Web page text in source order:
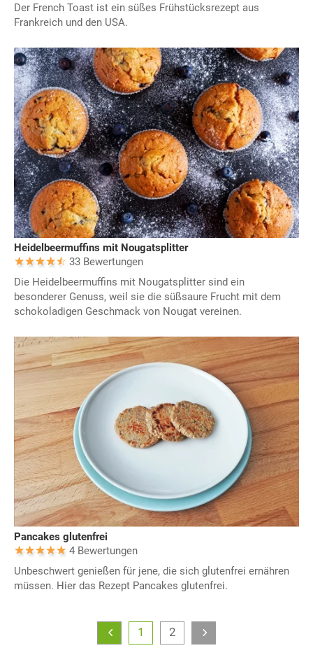
Der French Toast ist ein süßes Frühstücksrezept aus
Frankreich und den USA.
Heidelbeermuffins mit Nougatsplitter
33 Bewertungen
Die Heidelbeermuffins mit Nougatsplitter sind ein
besonderer Genuss, weil sie die süßsaure Frucht mit dem
schokoladigen Geschmack von Nougat vereinen.
Pancakes glutenfrei
4 Bewertungen
Unbeschwert genießen für jene, die sich glutenfrei ernähren
müssen. Hier das Rezept Pancakes glutenfrei.
1 2